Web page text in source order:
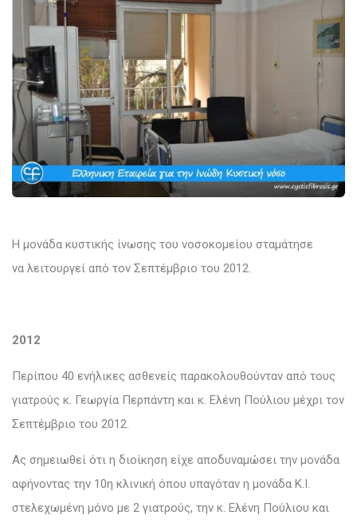
Η μονάδα κυστικής ίνωσης του νοσοκομείου σταμάτησε
να λειτουργεί από τον Σεπτέμβριο του 2012.
2012
Περίπου 40 ενήλικες ασθενείς παρακολουθούνταν από τους
γιατρούς κ. Γεωργία Περπάντη και κ. Ελένη Πούλιου μέχρι τον
Σεπτέμβριο του 2012.
Ας σημειωθεί ότι η διοίκηση είχε αποδυναμώσει την μονάδα
αφήνοντας την 10η κλινική όπου υπαγόταν η μονάδα Κ.Ι.
στελεχωμένη μόνο με 2 γιατρούς, την κ. Ελένη Πούλιου και